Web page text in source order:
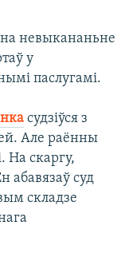
на невыкананьне
у
паслугамі.
судзіўся з
Але раённы
На скаргу,
абавязаў суд
складзе